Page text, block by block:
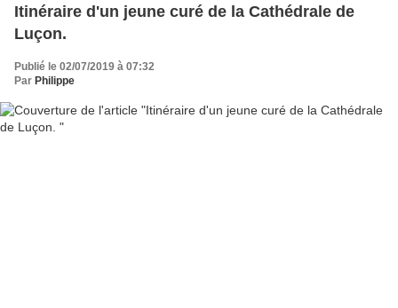
Itinéraire d'un jeune curé de la Cathédrale de
Luçon.
Publié le 02/07/2019 à 07:32
Par Philippe